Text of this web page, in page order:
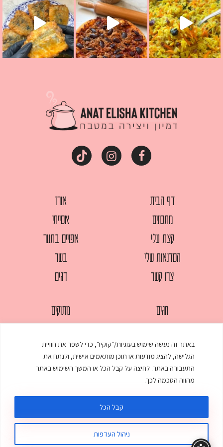
באתר זה נעשה שימוש בעוגיות/"קוקיז", כדי לשפר את חוויית
הגלישה, להציג מודעות או תוכן מותאמים אישית, ולנתח את
התעבורה באתר. לחיצה על קבל הכל או המשך השימוש באתר
מהווה הסכמה לכך.
ניהול העדפות
קבל הכל
דף הבית
מתכונים
קצת עלי
הסדנאות שלי
צרו קשר
אורז
אסייתי
אפויים בתנור
בשר
דגים
חגים
מאפים
ממולאים
מרקים
מתוקים
עוגות
עוף
© כל הזכויות שמורות לענת אלישע | עיצוב ובניית אתר